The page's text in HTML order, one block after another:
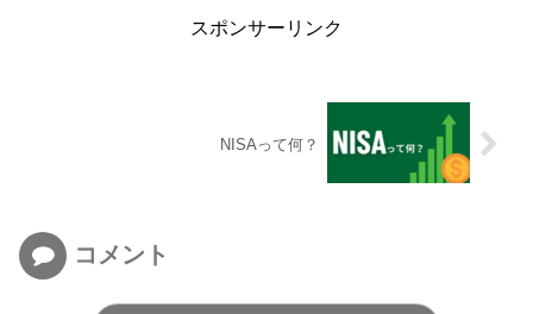
スポンサーリンク
NISAって何？
コメント